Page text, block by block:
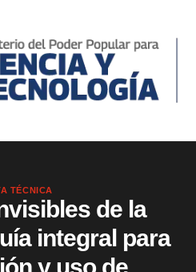
TÉCNICA
de la
integral para